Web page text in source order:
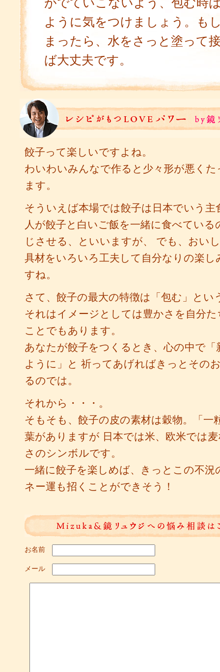
ように気をつけましょう。も
まったら、水をさっと塗って
ば大丈夫です。
餃子って楽しいですよね。
わいわいみんなで作ると少々形が悪く
ます。
そういえば本場では餃子は日本でいう
人が餃子と白いご飯を一緒に食べてい
じさせる、といいますが、 でも、おい
具材をいろいろ工夫して自分なりの楽
すね。
さて、餃子の最大の特徴は「包む」とい
それはイメージとしては豊かさを自分
ことでもあります。
あなたが餃子をつくるとき、心の中で
ように」と 祈ってあげればきっとその
るのでは。
それから・・・。
そもそも、餃子の皮の素材は穀物。「一
葉がありますが 日本では米、欧米では
さのシンボルです。
一緒に餃子を楽しめば、きっとこの不況
ネー運も招くことができそう！
お名前
メール